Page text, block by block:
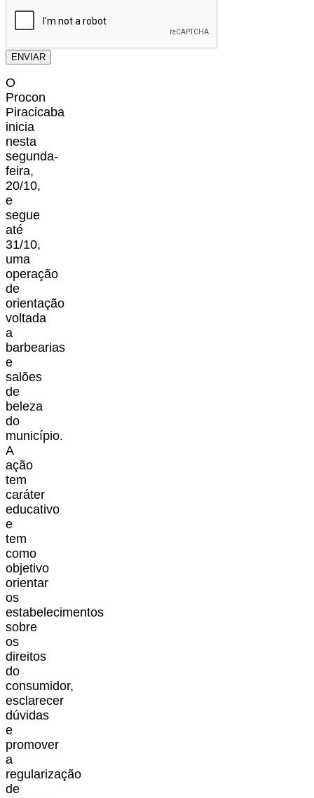
ENVIAR
O
Procon
Piracicaba
inicia
nesta
segunda-
feira,
20/10,
e
segue
até
31/10,
uma
operação
de
orientação
voltada
a
barbearias
e
salões
de
beleza
do
município.
A
ação
tem
caráter
educativo
e
tem
como
objetivo
orientar
os
estabelecimentos
sobre
os
direitos
do
consumidor,
esclarecer
dúvidas
e
promover
a
regularização
de